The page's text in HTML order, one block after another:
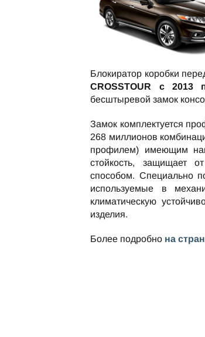
Блокиратор коробки
CROSSTOUR c 2013
бесштыревой замок
Замок комплектуется
268 миллионов
профилем) имеющим
стойкость, защищает
способом. Специально
используемые в
климатическую
изделия.
Более подробно на